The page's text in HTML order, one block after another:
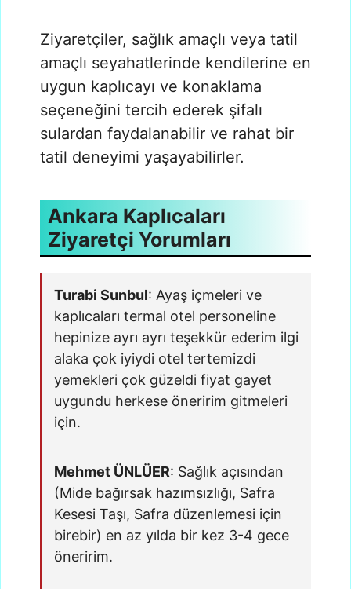
Ziyaretçiler, sağlık amaçlı veya tatil
amaçlı seyahatlerinde kendilerine en
uygun kaplıcayı ve konaklama
seçeneğini tercih ederek şifalı
sulardan faydalanabilir ve rahat bir
tatil deneyimi yaşayabilirler.
Ankara Kaplıcaları
Ziyaretçi Yorumları
Turabi Sunbul: Ayaş içmeleri ve
kaplıcaları termal otel personeline
hepinize ayrı ayrı teşekkür ederim ilgi
alaka çok iyiydi otel tertemizdi
yemekleri çok güzeldi fiyat gayet
uygundu herkese öneririm gitmeleri
için.
Mehmet ÜNLÜER: Sağlık açısından
(Mide bağırsak hazımsızlığı, Safra
Kesesi Taşı, Safra düzenlemesi için
birebir) en az yılda bir kez 3-4 gece
öneririm.